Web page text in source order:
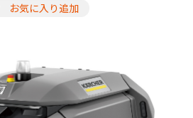
お気に入り追加